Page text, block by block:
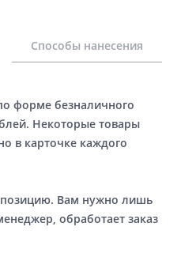
Способы нанесения
форме безналичного
Некоторые товары
в карточке каждого
Вам нужно лишь
обработает заказ